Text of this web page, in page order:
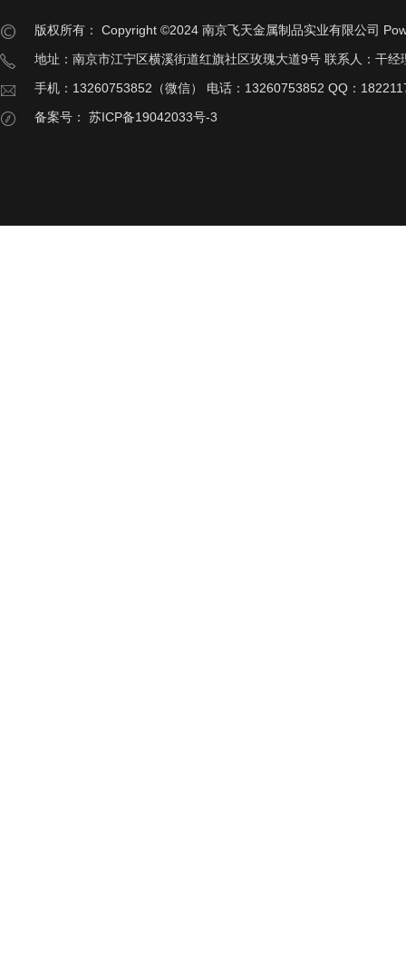
版权所有： Copyright ©2024 南京飞天金属制品实业有限公司
地址：南京市江宁区横溪街道红旗社区玫瑰大道9号 联系人：干经
手机：13260753852（微信） 电话：13260753852 QQ：
备案号：
苏ICP备19042033号-3